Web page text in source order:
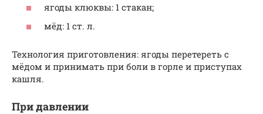
ягоды клюквы: 1 стакан;
мёд: 1 ст. л.
Технология приготовления: ягоды перетереть с
мёдом и принимать при боли в горле и приступах
кашля.
При давлении